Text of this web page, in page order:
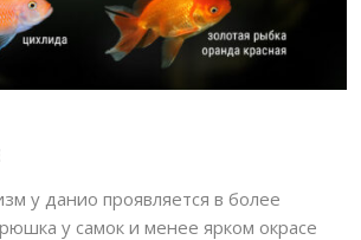
у данио проявляется в более
у самок и менее ярком окрасе